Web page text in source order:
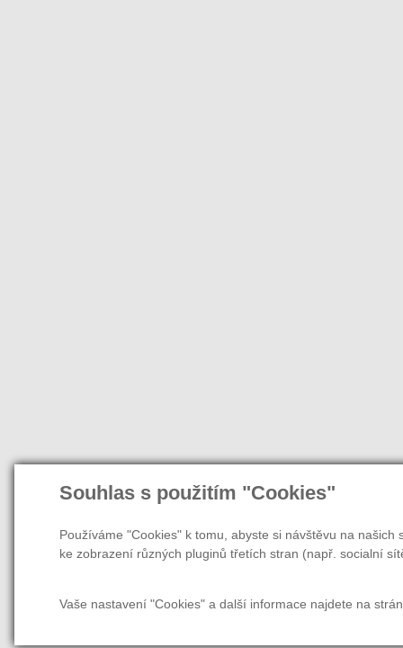
Souhlas s použitím "Cookies"
Používáme "Cookies" k tomu, abyste si návštěvu na
ke zobrazení různých pluginů třetích stran (např. socialní
Vaše nastavení "Cookies" a další informace najdete na